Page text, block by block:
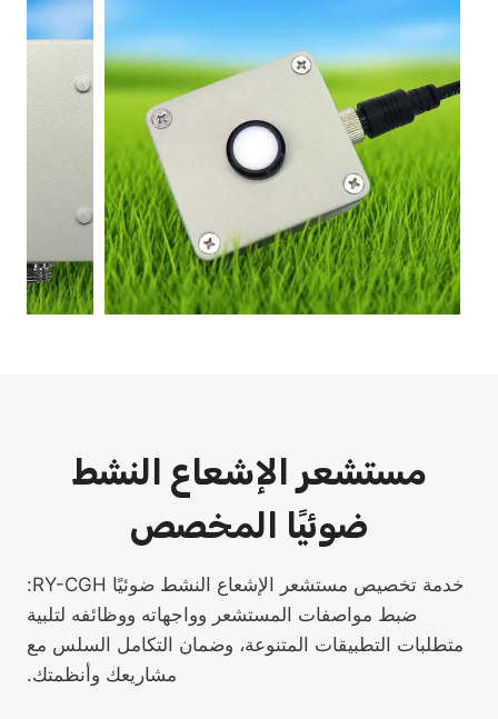
مستشعر الإشعاع النشط
ضوئيًا المخصص
خدمة تخصيص مستشعر الإشعاع النشط ضوئيًا RY-CGH:
ضبط مواصفات المستشعر وواجهاته ووظائفه لتلبية
متطلبات التطبيقات المتنوعة، وضمان التكامل السلس مع
مشاريعك وأنظمتك.